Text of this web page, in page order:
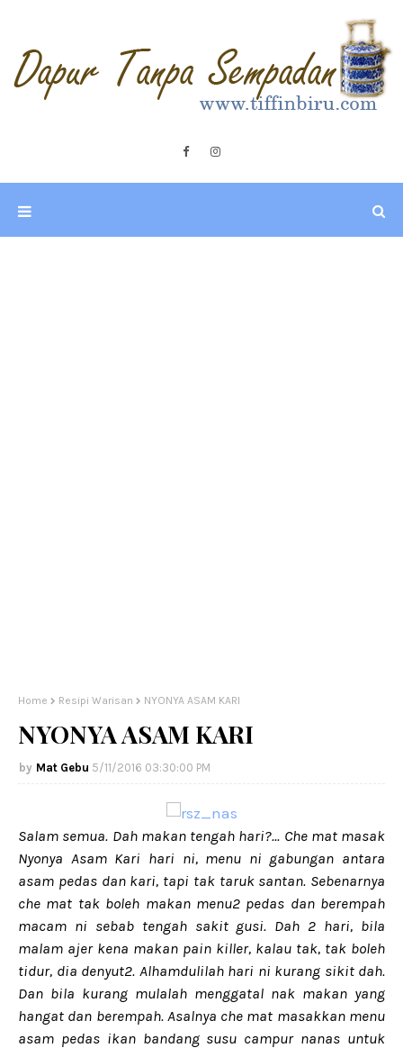
Home Resipi Warisan NYONYA ASAM KARI
NYONYA ASAM KARI
Mat Gebu 5/11/2016 03:30:00 PM
Salam semua. Dah makan tengah hari?... Che mat masak
Nyonya Asam Kari hari ni, menu ni gabungan antara
asam pedas dan kari, tapi tak taruk santan. Sebenarnya
che mat tak boleh makan menu2 pedas dan berempah
macam ni sebab tengah sakit gusi. Dah 2 hari, bila
malam ajer kena makan pain killer, kalau tak, tak boleh
tidur, dia denyut2. Alhamdulilah hari ni kurang sikit dah.
Dan bila kurang mulalah menggatal nak makan yang
hangat dan berempah. Asalnya che mat masakkan menu
asam pedas ikan bandang susu campur nanas untuk